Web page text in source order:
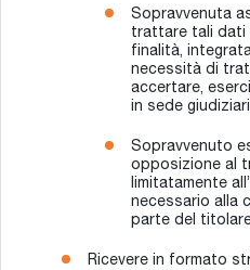
Sopravvenuta
trattare tali dati
finalità,
necessità di
accertare,
in sede
Sopravvenuto
opposizione al
limitatamente
necessario alla
parte del
Ricevere in formato